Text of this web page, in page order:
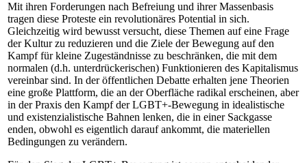
Mit ihren Forderungen nach Befreiung und ihrer Massenbasis
tragen diese Proteste ein revolutionäres Potential in sich.
Gleichzeitig wird bewusst versucht, diese Themen auf eine Frage
der Kultur zu reduzieren und die Ziele der Bewegung auf den
Kampf für kleine Zugeständnisse zu beschränken, die mit dem
normalen (d.h. unterdrückerischen) Funktionieren des Kapitalismus
vereinbar sind. In der öffentlichen Debatte erhalten jene Theorien
eine große Plattform, die an der Oberfläche radikal erscheinen, aber
in der Praxis den Kampf der LGBT+-Bewegung in idealistische
und existenzialistische Bahnen lenken, die in einer Sackgasse
enden, obwohl es eigentlich darauf ankommt, die materiellen
Bedingungen zu verändern.